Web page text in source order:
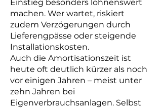
Einstieg besonders lohnenswert
machen. Wer wartet, riskiert
zudem Verzögerungen durch
Lieferengpässe oder steigende
Installationskosten.
Auch die Amortisationszeit ist
heute oft deutlich kürzer als noch
vor einigen Jahren – meist unter
zehn Jahren bei
Eigenverbrauchsanlagen. Selbst